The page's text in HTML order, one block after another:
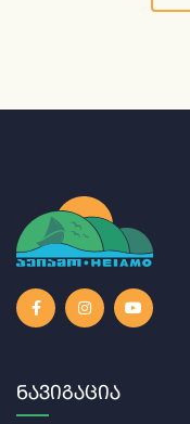
Ნავიგაცია